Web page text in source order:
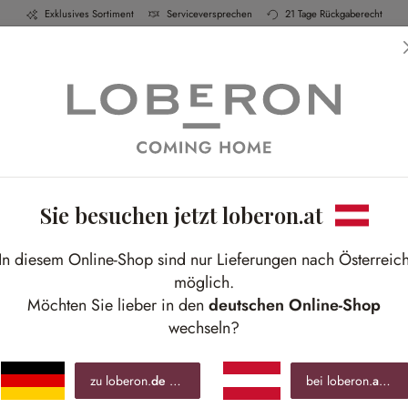
Exklusives Sortiment Serviceversprechen 21 Tage Rückgaberecht
Küche Schlafen Bad
Winterruhe im Landhausstil
und ein helles Ambiente sorgen für
Sie besuchen jetzt loberon.at
In diesem Online-Shop sind nur Lieferungen nach Österreich
möglich.
Möchten Sie lieber in den deutschen Online-Shop
wechseln?
zu loberon.de bei loberon.at